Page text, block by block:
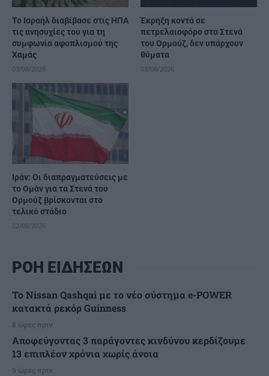
Το Ισραήλ διαβίβασε στις ΗΠΑ
τις ανησυχίες του για τη
συμφωνία αφοπλισμού της
Χαμάς
03/08/2026
Έκρηξη κοντά σε
πετρελαιοφόρο στα Στενά
του Ορμούζ, δεν υπάρχουν
θύματα
03/08/2026
Ιράν: Οι διαπραγματεύσεις με
το Ομάν για τα Στενά του
Ορμούζ βρίσκονται στο
τελικό στάδιο
02/08/2026
ΡΟΗ ΕΙΔΗΣΕΩΝ
Το Nissan Qashqai με το νέο σύστημα e-POWER
κατακτά ρεκόρ Guinness
8 ώρες πριν
Αποφεύγοντας 3 παράγοντες κινδύνου κερδίζουμε
13 επιπλέον χρόνια χωρίς άνοια
9 ώρες πριν